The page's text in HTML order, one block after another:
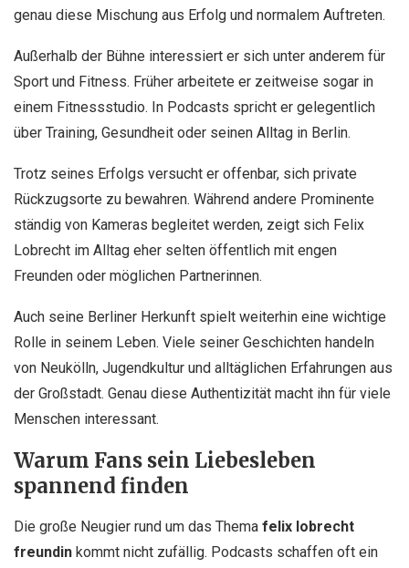
genau diese Mischung aus Erfolg und normalem Auftreten.
Außerhalb der Bühne interessiert er sich unter anderem für
Sport und Fitness. Früher arbeitete er zeitweise sogar in
einem Fitnessstudio. In Podcasts spricht er gelegentlich
über Training, Gesundheit oder seinen Alltag in Berlin.
Trotz seines Erfolgs versucht er offenbar, sich private
Rückzugsorte zu bewahren. Während andere Prominente
ständig von Kameras begleitet werden, zeigt sich Felix
Lobrecht im Alltag eher selten öffentlich mit engen
Freunden oder möglichen Partnerinnen.
Auch seine Berliner Herkunft spielt weiterhin eine wichtige
Rolle in seinem Leben. Viele seiner Geschichten handeln
von Neukölln, Jugendkultur und alltäglichen Erfahrungen aus
der Großstadt. Genau diese Authentizität macht ihn für viele
Menschen interessant.
Warum Fans sein Liebesleben
spannend finden
Die große Neugier rund um das Thema felix lobrecht
freundin kommt nicht zufällig. Podcasts schaffen oft ein